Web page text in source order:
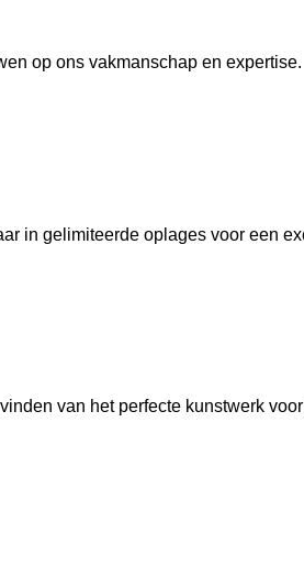
op ons vakmanschap en expertise.
in gelimiteerde oplages voor een
van het perfecte kunstwerk